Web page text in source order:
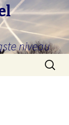
niveau
Zoeken: